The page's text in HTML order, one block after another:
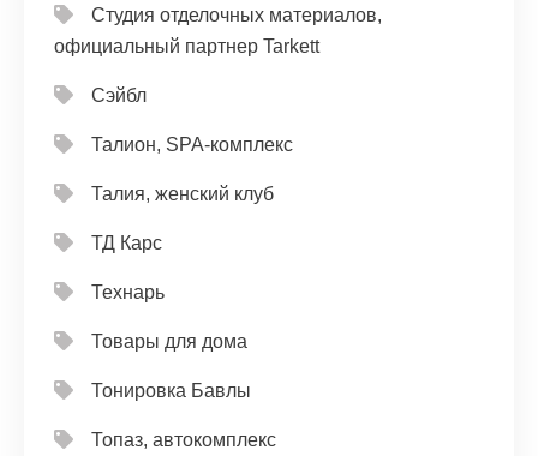
Студия отделочных материалов,
официальный партнер Tarkett
Сэйбл
Талион, SPA-комплекс
Талия, женский клуб
ТД Карс
Технарь
Товары для дома
Тонировка Бавлы
Топаз, автокомплекс